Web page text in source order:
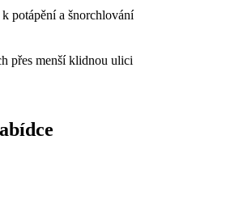
potápění a šnorchlování
přes menší klidnou ulici